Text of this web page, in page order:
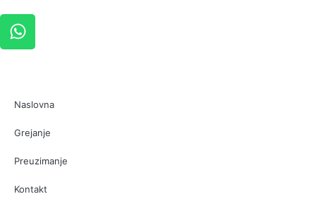
Naslovna
Grejanje
Preuzimanje
Kontakt